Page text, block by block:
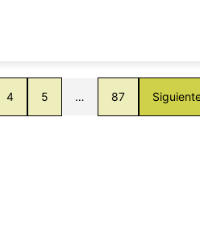
4 5 … 87